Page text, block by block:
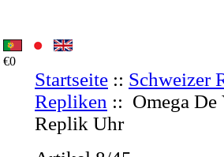
€0
Startseite :: Schweizer
Repliken :: Omega
Replik Uhr